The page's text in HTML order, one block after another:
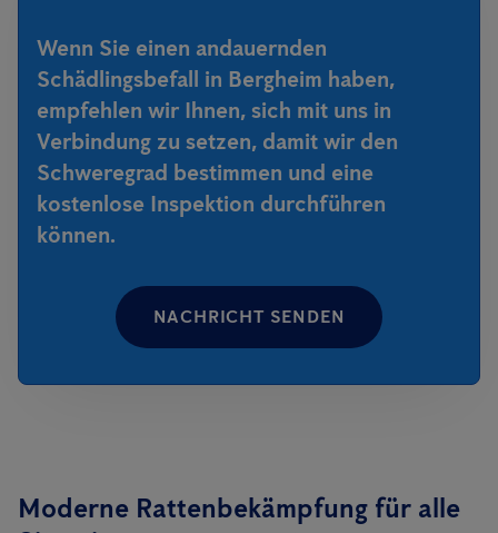
Wenn Sie einen andauernden
Schädlingsbefall in Bergheim haben,
empfehlen wir Ihnen, sich mit uns in
Verbindung zu setzen, damit wir den
Schweregrad bestimmen und eine
kostenlose Inspektion durchführen
können.
NACHRICHT SENDEN
Moderne Rattenbekämpfung für alle